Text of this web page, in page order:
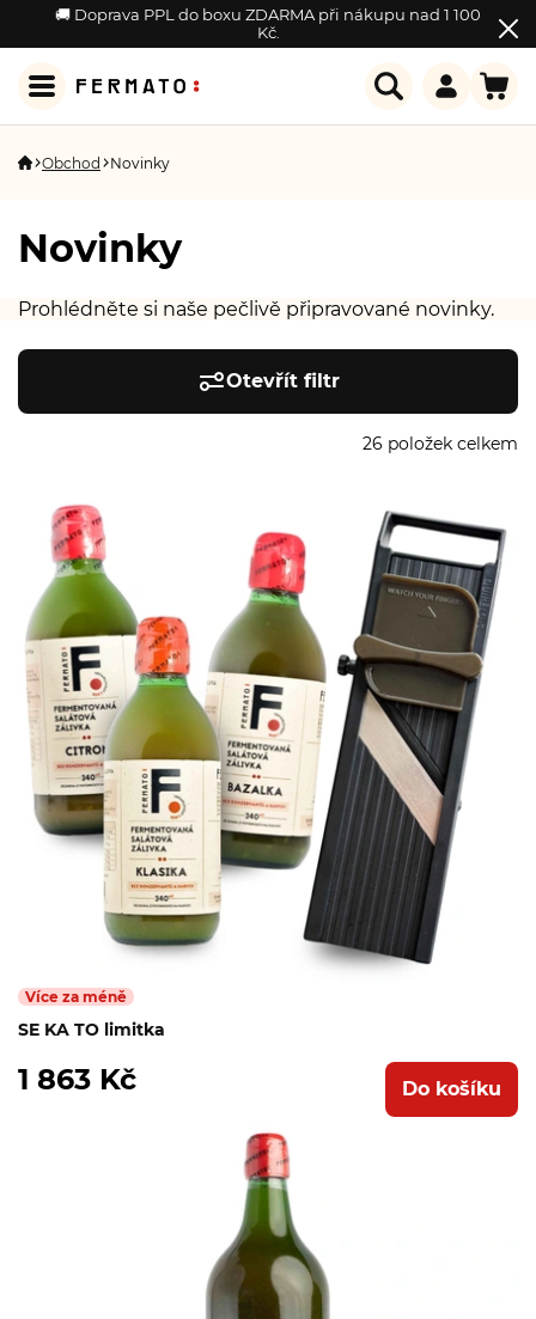
🚚 Doprava PPL do boxu ZDARMA při nákupu nad 1 100
Kč.
Obchod Novinky
Novinky
Prohlédněte si naše pečlivě připravované novinky.
26 položek celkem
Otevřít filtr
Více za méně
SE KA TO limitka
1 863 Kč Do košíku